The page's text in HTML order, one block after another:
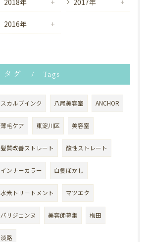
2018年 2017年
2016年
タグ Tags
スカルプインク 八尾美容室 ANCHOR
薄毛ケア 東淀川区 美容室
髪質改善ストレート 酸性ストレート
インナーカラー 白髪ぼかし
水素トリートメント マツエク
パリジェンヌ 美容師募集 梅田
淡路